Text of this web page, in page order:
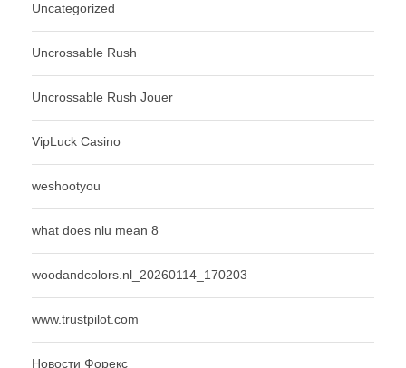
Uncategorized
Uncrossable Rush
Uncrossable Rush Jouer
VipLuck Casino
weshootyou
what does nlu mean 8
woodandcolors.nl_20260114_170203
www.trustpilot.com
Новости Форекс